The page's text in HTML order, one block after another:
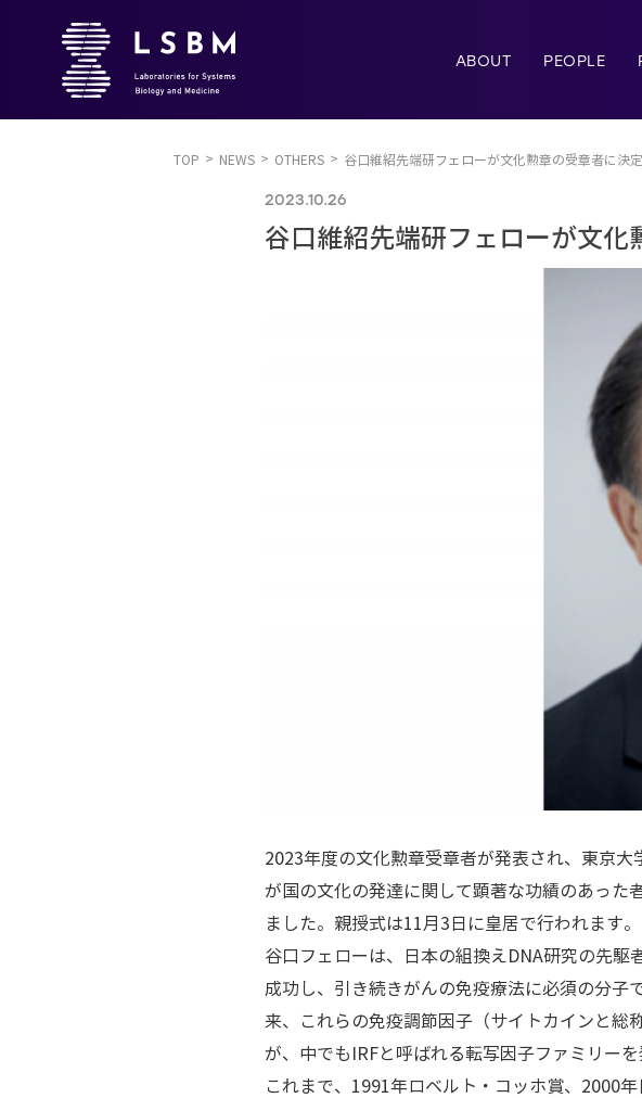
ABOUT PEOPLE
TOP NEWS OTHERS 谷口維紹先端研フェローが文化勲章の受章者に決定
2023.10.26
谷口維紹先端研フェローが文化
2023年度の文化勲章受章者が発表され、東京
が国の文化の発達に関して顕著な功績のあった
ました。親授式は11月3日に皇居で行われます。
谷口フェローは、日本の組換えDNA研究の先
成功し、引き続きがんの免疫療法に必須の分子
来、これらの免疫調節因子（サイトカインと総
が、中でもIRFと呼ばれる転写因子ファミリー
これまで、1991年ロベルト・コッホ賞、2000